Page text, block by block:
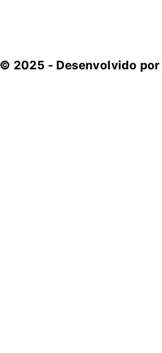
© 2025 - Desenvolvido